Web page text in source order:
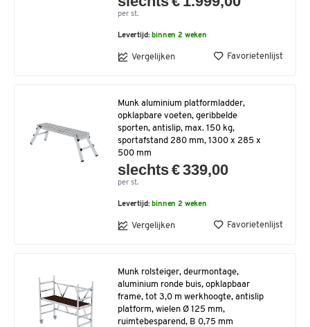
per st.
Levertijd: binnen 2 weken
Vergelijken Favorietenlijst
Munk aluminium platformladder,
opklapbare voeten, geribbelde
sporten, antislip, max. 150 kg,
sportafstand 280 mm, 1300 x 285 x
500 mm
slechts € 339,00
per st.
Levertijd: binnen 2 weken
Vergelijken Favorietenlijst
Munk rolsteiger, deurmontage,
aluminium ronde buis, opklapbaar
frame, tot 3,0 m werkhoogte, antislip
platform, wielen Ø 125 mm,
ruimtebesparend, B 0,75 mm